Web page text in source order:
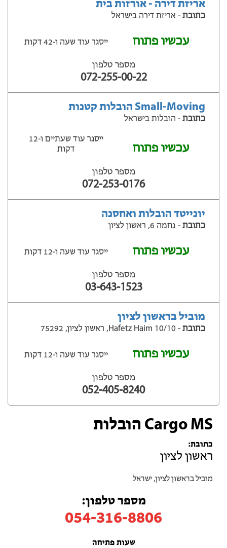
אריזת דירה - אורזות בית
כתובת- אריזת דירה בישראל
עכשיו פתוח ייסגר עוד שעה ‫ו-42 דקות
מספר טלפון
072-255-00-22
Small-Moving הובלות קטנות
כתובת- הובלות בישראל
עכשיו פתוח
ייסגר עוד שעתיים ‫ו-12
דקות
מספר טלפון
072-253-0176
יונייטד הובלות ואחסנה
כתובת- נחמה 6, ראשון לציון
עכשיו פתוח ייסגר עוד שעה ‫ו-12 דקות
מספר טלפון
03-643-1523
מוביל בראשון לציון
כתובת- Hafetz Haim 10/10, ראשון לציון, 75292
עכשיו פתוח ייסגר עוד שעה ‫ו-12 דקות
מספר טלפון
052-405-8240
Cargo MS הובלות
‫כתובת:
ראשון לציון
מוביל בראשון לציון, ישראל
‏‫מספר טלפון:
054-316-8806
‫שעות פתיחה